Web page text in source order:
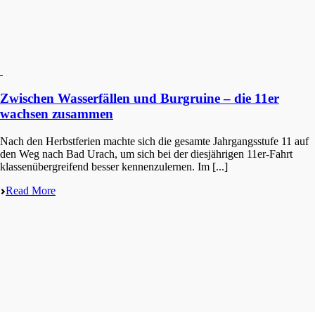
Zwischen Wasserfällen und Burgruine – die 11er
wachsen zusammen
Nach den Herbst­fe­ri­en machte sich die gesam­te Jahrgangs­stu­fe 11 auf
den Weg nach Bad Urach, um sich bei der diesjäh­ri­gen 11er-Fahrt
klassen­über­grei­fend besser kennen­zu­ler­nen. Im [...]
Read More